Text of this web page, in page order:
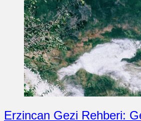
Erzincan Gezi Rehberi: